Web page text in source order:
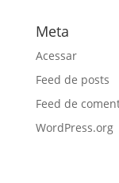
Meta
Acessar
Feed de posts
Feed de
WordPress.org